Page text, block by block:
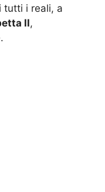
tutti i reali, a
II,